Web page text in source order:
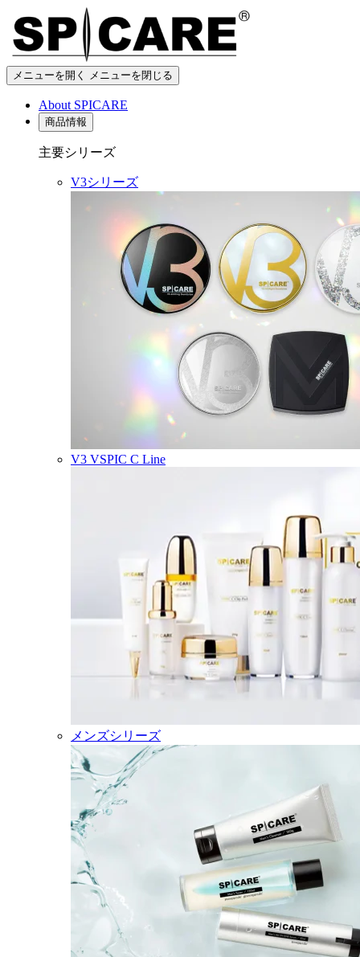
メニューを開く メニューを閉じる
About SPICARE
商品情報
主要シリーズ
V3シリーズ
V3 VSPIC C Line
メンズシリーズ